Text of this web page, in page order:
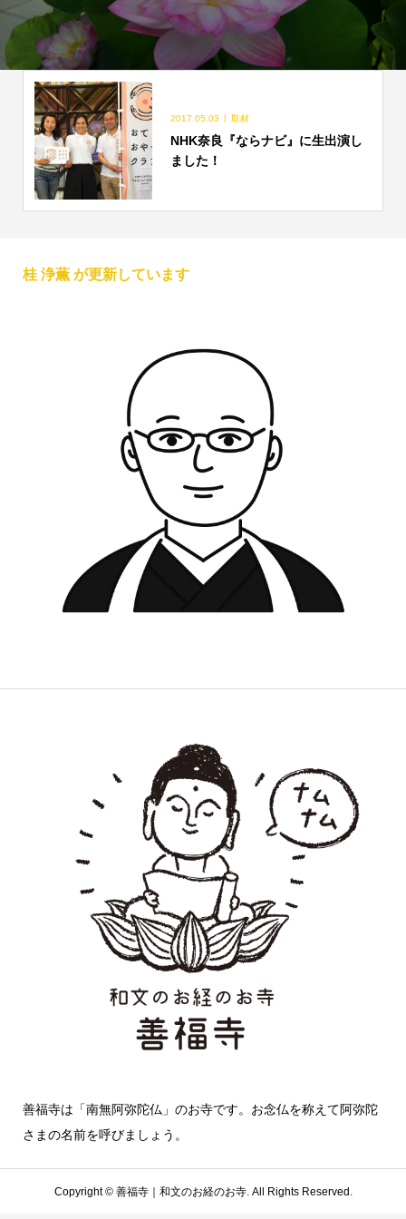
2017.05.03 取材
NHK奈良『ならナビ』に生出演し
ました！
桂 浄薫 が更新しています
善福寺は「南無阿弥陀仏」のお寺です。お念仏を称えて阿弥陀
さまの名前を呼びましょう。
Copyright ©善福寺｜和文のお経のお寺. All Rights Reserved.